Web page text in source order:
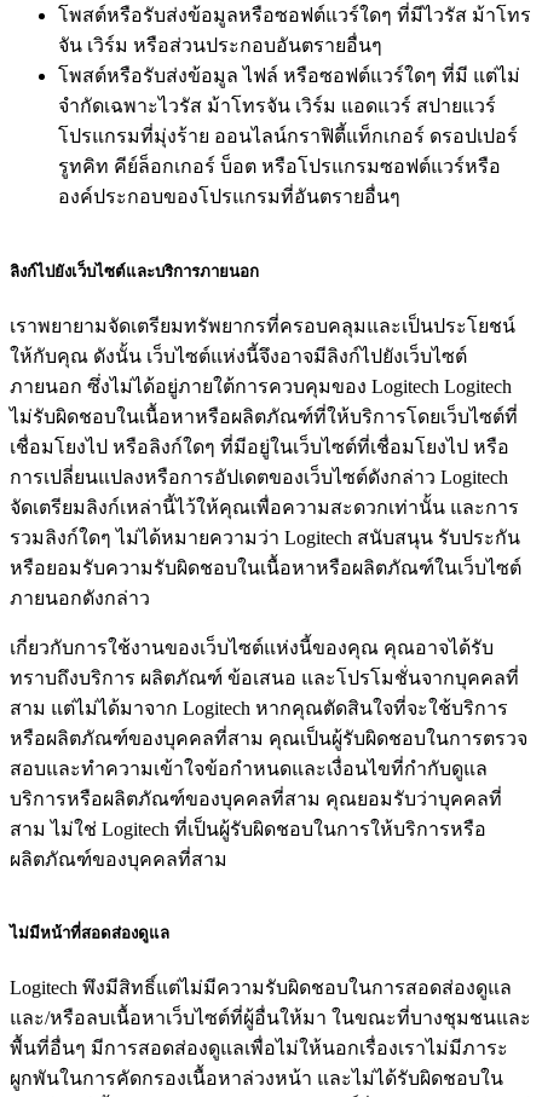
โพสต์หรือรับส่งข้อมูลหรือซอฟต์แวร์ใดๆ ที่มีไวรัส ม้าโทร
จัน เวิร์ม หรือส่วนประกอบอันตรายอื่นๆ
โพสต์หรือรับส่งข้อมูล ไฟล์ หรือซอฟต์แวร์ใดๆ ที่มี แต่ไม่
จำกัดเฉพาะไวรัส ม้าโทรจัน เวิร์ม แอดแวร์ สปายแวร์
โปรแกรมที่มุ่งร้าย ออนไลน์กราฟิตี้แท็กเกอร์ ดรอปเปอร์
รูทคิท คีย์ล็อกเกอร์ บ็อต หรือโปรแกรมซอฟต์แวร์หรือ
องค์ประกอบของโปรแกรมที่อันตรายอื่นๆ
ลิงก์ไปยังเว็บไซต์และบริการภายนอก
เราพยายามจัดเตรียมทรัพยากรที่ครอบคลุมและเป็นประโยชน์
ให้กับคุณ ดังนั้น เว็บไซต์แห่งนี้จึงอาจมีลิงก์ไปยังเว็บไซต์
ภายนอก ซึ่งไม่ได้อยู่ภายใต้การควบคุมของ Logitech Logitech
ไม่รับผิดชอบในเนื้อหาหรือผลิตภัณฑ์ที่ให้บริการโดยเว็บไซต์ที่
เชื่อมโยงไป หรือลิงก์ใดๆ ที่มีอยู่ในเว็บไซต์ที่เชื่อมโยงไป หรือ
การเปลี่ยนแปลงหรือการอัปเดตของเว็บไซต์ดังกล่าว Logitech
จัดเตรียมลิงก์เหล่านี้ไว้ให้คุณเพื่อความสะดวกเท่านั้น และการ
รวมลิงก์ใดๆ ไม่ได้หมายความว่า Logitech สนับสนุน รับประกัน
หรือยอมรับความรับผิดชอบในเนื้อหาหรือผลิตภัณฑ์ในเว็บไซต์
ภายนอกดังกล่าว
เกี่ยวกับการใช้งานของเว็บไซต์แห่งนี้ของคุณ คุณอาจได้รับ
ทราบถึงบริการ ผลิตภัณฑ์ ข้อเสนอ และโปรโมชั่นจากบุคคลที่
สาม แต่ไม่ได้มาจาก Logitech หากคุณตัดสินใจที่จะใช้บริการ
หรือผลิตภัณฑ์ของบุคคลที่สาม คุณเป็นผู้รับผิดชอบในการตรวจ
สอบและทำความเข้าใจข้อกำหนดและเงื่อนไขที่กำกับดูแล
บริการหรือผลิตภัณฑ์ของบุคคลที่สาม คุณยอมรับว่าบุคคลที่
สาม ไม่ใช่ Logitech ที่เป็นผู้รับผิดชอบในการให้บริการหรือ
ผลิตภัณฑ์ของบุคคลที่สาม
ไม่มีหน้าที่สอดส่องดูแล
Logitech พึงมีสิทธิ์แต่ไม่มีความรับผิดชอบในการสอดส่องดูแล
และ/หรือลบเนื้อหาเว็บไซต์ที่ผู้อื่นให้มา ในขณะที่บางชุมชนและ
พื้นที่อื่นๆ มีการสอดส่องดูแลเพื่อไม่ให้นอกเรื่องเราไม่มีภาระ
ผูกพันในการคัดกรองเนื้อหาล่วงหน้า และไม่ได้รับผิดชอบใน